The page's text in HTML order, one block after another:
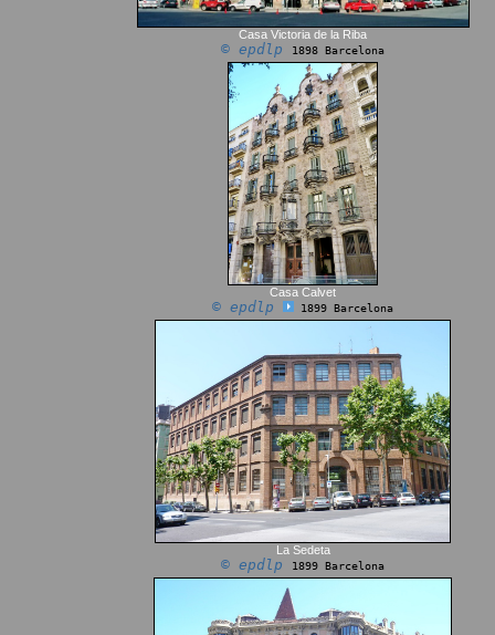
Casa Victoria de la Riba
© epdlp 1898 Barcelona
Casa Calvet
© epdlp 1899 Barcelona
La Sedeta
© epdlp 1899 Barcelona